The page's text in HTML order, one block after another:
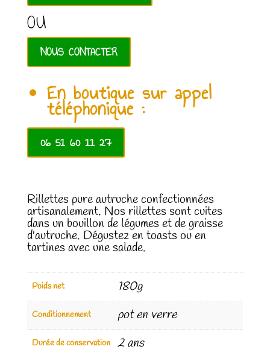
OU
NOUS CONTACTER
En boutique sur appel
téléphonique :
06 51 60 11 27
Rillettes pure autruche confectionnées
artisanalement. Nos rillettes sont cuites
dans un bouillon de légumes et de graisse
d'autruche. Dégustez en toasts ou en
tartines avec une salade.
Poids net 180g
Conditionnement pot en verre
Durée de conservation 2 ans